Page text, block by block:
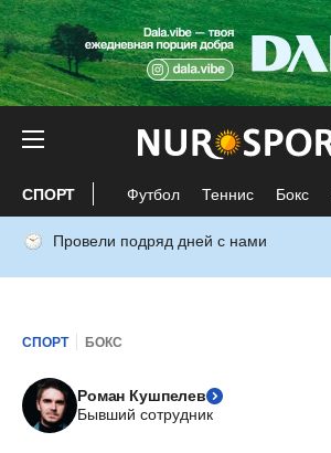
СПОРТ Футбол Теннис Бокс
Провели подряд дней с нами
СПОРТ БОКС
Роман Кушпелев
Бывший сотрудник